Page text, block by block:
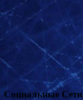
Социальные Сети